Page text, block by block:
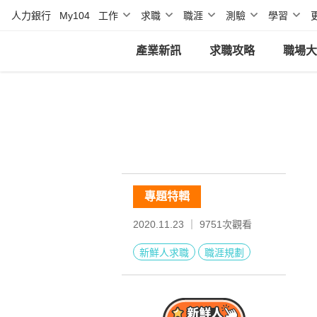
人力銀行 My104 工作 求職 職涯 測驗 學習
產業新訊 求職攻略 職場
專題特輯
2020.11.23 ｜ 9751次觀看
新鮮人求職 職涯規劃